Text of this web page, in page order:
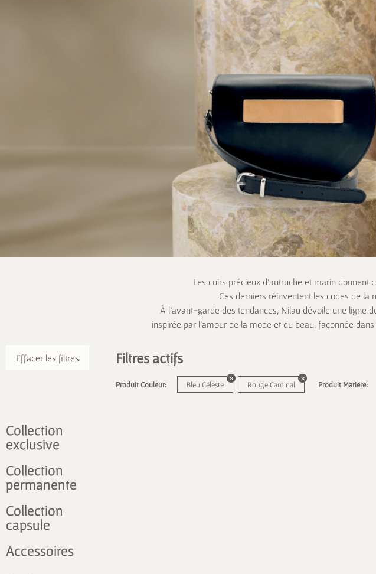
Les cuirs précieux d’autruche et marin donnent
Ces derniers réinventent les codes de la
À l’avant-garde des tendances, Nilau dévoile une ligne
inspirée par l’amour de la mode et du beau, façonnée
Effacer les filtres
Collection
exclusive
Collection
permanente
Collection
capsule
Accessoires
Filtres actifs
Produit Couleur: Bleu Céleste Rouge Cardinal Produit Matiere: